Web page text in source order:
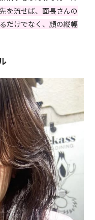
を流せば、面長さんの
だけでなく、顔の縦幅